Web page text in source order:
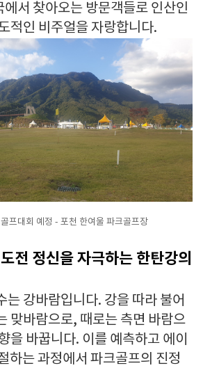
서 찾아오는 방문객들로 인산인
적인 비주얼을 자랑합니다.
프대회 예정 - 포천 한여울 파크골프장
전 정신을 자극하는 한탄강의
는 강바람입니다. 강을 따라 불어
맞바람으로, 때로는 측면 바람으
을 바꿉니다. 이를 예측하고 에이
는 과정에서 파크골프의 진정